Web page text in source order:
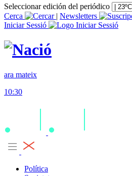
Seleccionar edición del periódico
Cerca
| Newsletters
Iniciar Sessió
ara mateix
10:30
Política